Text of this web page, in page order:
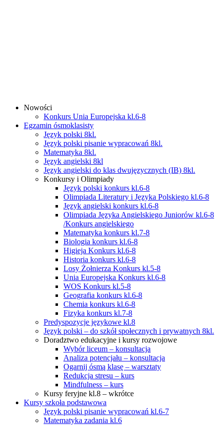
Nowości
Konkurs Unia Europejska kl.6-8
Egzamin ósmoklasisty
Język polski 8kl.
Język polski pisanie wypracowań 8kl.
Matematyka 8kl.
Język angielski 8kl
Język angielski do klas dwujęzycznych (IB) 8kl.
Konkursy i Olimpiady
Język polski konkurs kl.6-8
Olimpiada Literatury i Języka Polskiego kl.6-8
Język angielski konkurs kl.6-8
Olimpiada Języka Angielskiego Juniorów kl.6-8
/Konkurs angielskiego
Matematyka konkurs kl.7-8
Biologia konkurs kl.6-8
Higieja Konkurs kl.6-8
Historia konkurs kl.6-8
Losy Żołnierza Konkurs kl.5-8
Unia Europejska Konkurs kl.6-8
WOS Konkurs kl.5-8
Geografia konkurs kl.6-8
Chemia konkurs kl.6-8
Fizyka konkurs kl.7-8
Predyspozycje językowe kl.8
Język polski – do szkół społecznych i prywatnych 8kl.
Doradztwo edukacyjne i kursy rozwojowe
Wybór liceum – konsultacja
Analiza potencjału – konsultacja
Ogarnij ósmą klasę – warsztaty
Redukcja stresu – kurs
Mindfulness – kurs
Kursy feryjne kl.8 – wkrótce
Kursy szkoła podstawowa
Język polski pisanie wypracowań kl.6-7
Matematyka zadania kl.6